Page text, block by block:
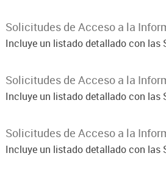
Solicitudes de Acceso a la
Incluye un listado detallado con las
Solicitudes de Acceso a la
Incluye un listado detallado con las
Solicitudes de Acceso a la
Incluye un listado detallado con las